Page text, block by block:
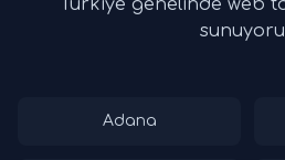
Türkiye genelinde web
Adana